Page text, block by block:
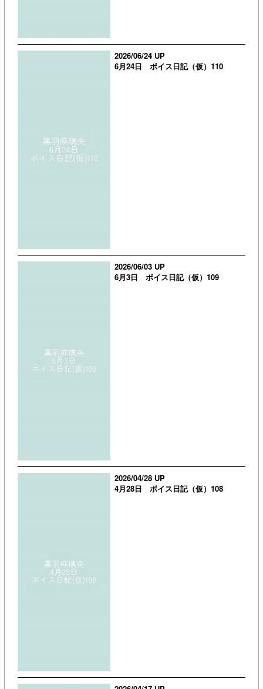
2026/06/24 UP
6月24日 ボイス日記（仮）110
2026/06/03 UP
6月3日 ボイス日記（仮）109
2026/04/28 UP
4月28日 ボイス日記（仮）108